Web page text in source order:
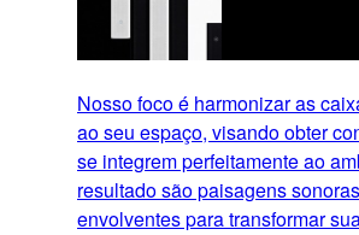
Nosso foco é harmonizar as
ao seu espaço, visando obter
se integrem perfeitamente ao
resultado são paisagens
envolventes para transformar